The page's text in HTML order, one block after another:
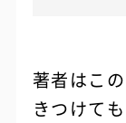
著者はこ
きつけて